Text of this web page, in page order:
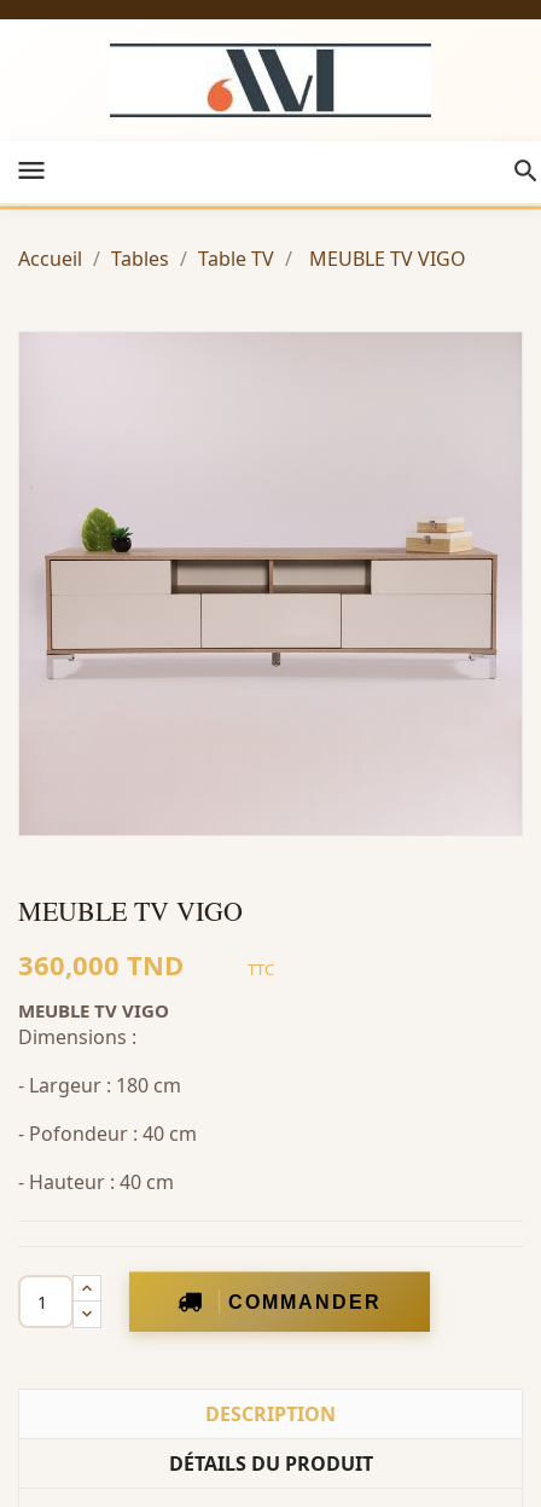
menu
Accueil Tables Table TV MEUBLE TV VIGO
MEUBLE TV VIGO
360,000 TND TTC
MEUBLE TV VIGO
Dimensions :
- Largeur : 180 cm
- Pofondeur : 40 cm
- Hauteur : 40 cm
COMMANDER
DESCRIPTION
DÉTAILS DU PRODUIT